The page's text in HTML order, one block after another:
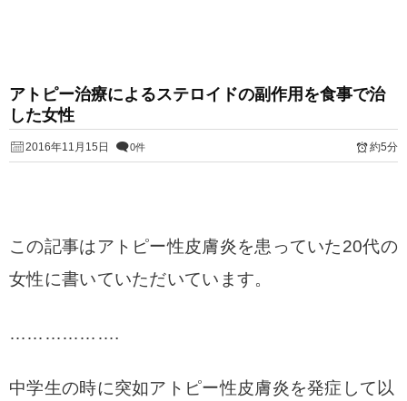
アトピー治療によるステロイドの副作用を食事で治
した女性
2016年11月15日 0件 約5分
この記事はアトピー性皮膚炎を患っていた20代の
女性に書いていただいています。
……………….
中学生の時に突如アトピー性皮膚炎を発症して以